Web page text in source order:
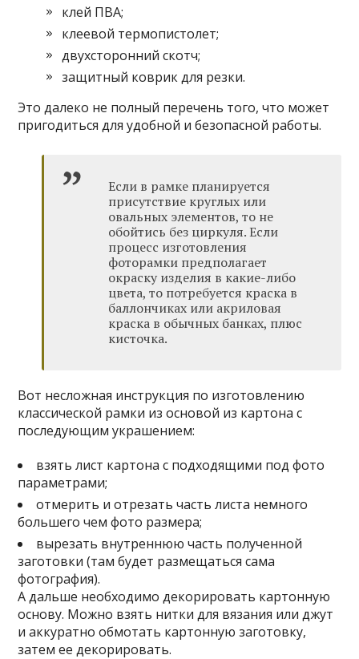
клей ПВА;
клеевой термопистолет;
двухсторонний скотч;
защитный коврик для резки.
Это далеко не полный перечень того, что может
пригодиться для удобной и безопасной работы.
Если в рамке планируется
присутствие круглых или
овальных элементов, то не
обойтись без циркуля. Если
процесс изготовления
фоторамки предполагает
окраску изделия в какие-либо
цвета, то потребуется краска в
баллончиках или акриловая
краска в обычных банках, плюс
кисточка.
Вот несложная инструкция по изготовлению
классической рамки из основой из картона с
последующим украшением:
взять лист картона с подходящими под фото
параметрами;
отмерить и отрезать часть листа немного
большего чем фото размера;
вырезать внутреннюю часть полученной
заготовки (там будет размещаться сама
фотография).
А дальше необходимо декорировать картонную
основу. Можно взять нитки для вязания или джут
и аккуратно обмотать картонную заготовку,
затем ее декорировать.